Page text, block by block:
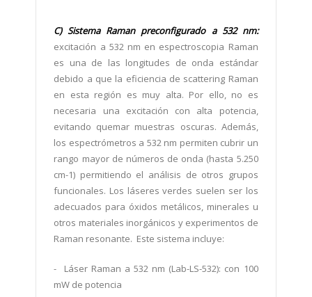
C) Sistema Raman preconfigurado a 532 nm:
excitación a 532 nm en espectroscopia Raman
es una de las longitudes de onda estándar
debido a que la eficiencia de scattering Raman
en esta región es muy alta. Por ello, no es
necesaria una excitación con alta potencia,
evitando quemar muestras oscuras. Además,
los espectrómetros a 532 nm permiten cubrir un
rango mayor de números de onda (hasta 5.250
cm-1) permitiendo el análisis de otros grupos
funcionales. Los láseres verdes suelen ser los
adecuados para óxidos metálicos, minerales u
otros materiales inorgánicos y experimentos de
Raman resonante. Este sistema incluye:
-
Láser Raman a 532 nm (Lab-LS-532): con 100
mW de potencia